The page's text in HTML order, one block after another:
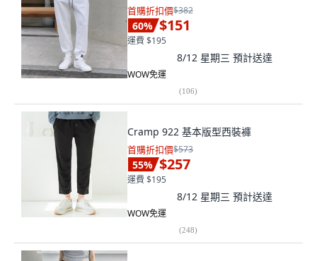
首購折扣價$382
60% $151
運費 $195
8/12 星期三 預計送達
WOW免運
(106)
Cramp 922 基本版型西裝褲
首購折扣價$573
55% $257
運費 $195
8/12 星期三 預計送達
WOW免運
(248)